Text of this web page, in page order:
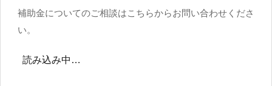
補助金についてのご相談はこちらからお問い合わせくださ
い。